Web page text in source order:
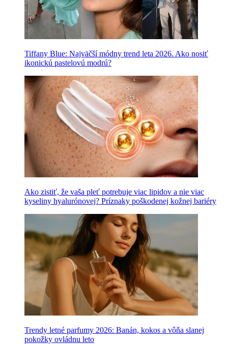
Tiffany Blue: Najväčší módny trend leta 2026. Ako nosiť
ikonickú pastelovú modrú?
Ako zistiť, že vaša pleť potrebuje viac lipidov a nie viac
kyseliny hyalurónovej? Príznaky poškodenej kožnej bariéry
Trendy letné parfumy 2026: Banán, kokos a vôňa slanej
pokožky ovládnu leto